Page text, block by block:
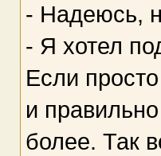
- Надеюсь,
- Я хотел
Если
и
более. Так